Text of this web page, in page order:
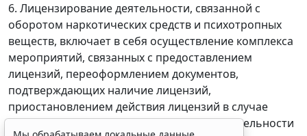
6. Лицензирование деятельности, связанной с
оборотом наркотических средств и психотропных
веществ, включает в себя осуществление комплекса
мероприятий, связанных с предоставлением
лицензий, переоформлением документов,
подтверждающих наличие лицензий,
приостановлением действия лицензий в случае
административного приостановления деятельности